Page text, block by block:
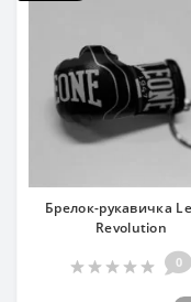
Брелок-рукавичка
Revolution
0